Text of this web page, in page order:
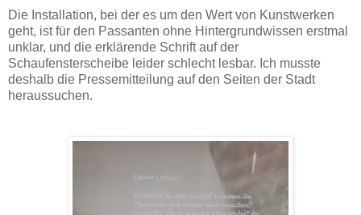
Die Installation, bei der es um den Wert von Kunstwerken
geht, ist für den Passanten ohne Hintergrundwissen erstmal
unklar, und die erklärende Schrift auf der
Schaufensterscheibe leider schlecht lesbar. Ich musste
deshalb die Pressemitteilung auf den Seiten der Stadt
heraussuchen.